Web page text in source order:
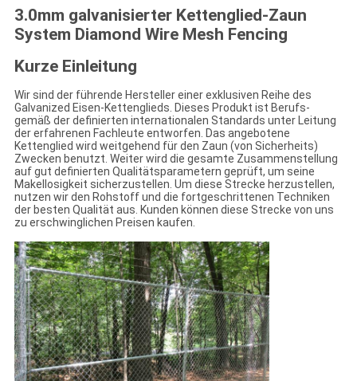
3.0mm galvanisierter Kettenglied-Zaun
System Diamond Wire Mesh Fencing
Kurze Einleitung
Wir sind der führende Hersteller einer exklusiven Reihe des
Galvanized Eisen-Kettenglieds. Dieses Produkt ist Berufs-
gemäß der definierten internationalen Standards unter Leitung
der erfahrenen Fachleute entworfen. Das angebotene
Kettenglied wird weitgehend für den Zaun (von Sicherheits)
Zwecken benutzt. Weiter wird die gesamte Zusammenstellung
auf gut definierten Qualitätsparametern geprüft, um seine
Makellosigkeit sicherzustellen. Um diese Strecke herzustellen,
nutzen wir den Rohstoff und die fortgeschrittenen Techniken
der besten Qualität aus. Kunden können diese Strecke von uns
zu erschwinglichen Preisen kaufen.